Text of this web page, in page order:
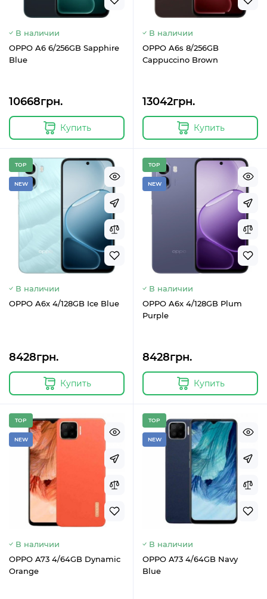
В наличии
OPPO A6 6/256GB Sapphire
Blue
10668грн.
Купить
В наличии
OPPO A6s 8/256GB
Cappuccino Brown
13042грн.
Купить
TOP
NEW
В наличии
OPPO A6x 4/128GB Ice Blue
8428грн.
Купить
TOP
NEW
В наличии
OPPO A6x 4/128GB Plum
Purple
8428грн.
Купить
TOP
NEW
В наличии
OPPO A73 4/64GB Dynamic
Orange
TOP
NEW
В наличии
OPPO A73 4/64GB Navy
Blue